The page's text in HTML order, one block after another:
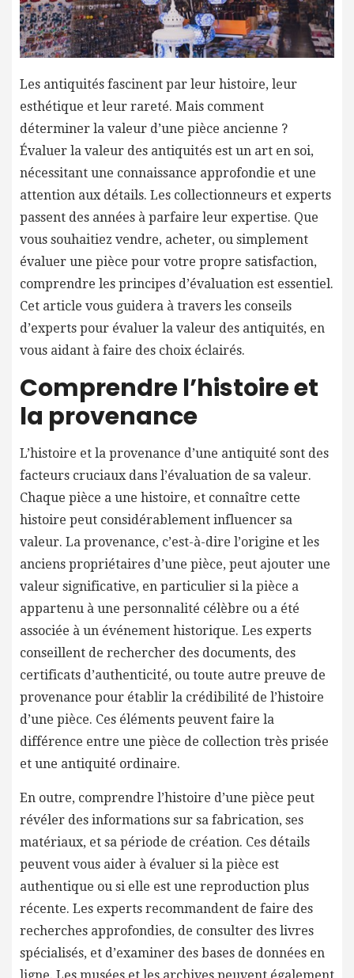
Les antiquités fascinent par leur histoire, leur
esthétique et leur rareté. Mais comment
déterminer la valeur d’une pièce ancienne ?
Évaluer la valeur des antiquités est un art en soi,
nécessitant une connaissance approfondie et une
attention aux détails. Les collectionneurs et experts
passent des années à parfaire leur expertise. Que
vous souhaitiez vendre, acheter, ou simplement
évaluer une pièce pour votre propre satisfaction,
comprendre les principes d’évaluation est essentiel.
Cet article vous guidera à travers les conseils
d’experts pour évaluer la valeur des antiquités, en
vous aidant à faire des choix éclairés.
Comprendre l’histoire et
la provenance
L’histoire et la provenance d’une antiquité sont des
facteurs cruciaux dans l’évaluation de sa valeur.
Chaque pièce a une histoire, et connaître cette
histoire peut considérablement influencer sa
valeur. La provenance, c’est-à-dire l’origine et les
anciens propriétaires d’une pièce, peut ajouter une
valeur significative, en particulier si la pièce a
appartenu à une personnalité célèbre ou a été
associée à un événement historique. Les experts
conseillent de rechercher des documents, des
certificats d’authenticité, ou toute autre preuve de
provenance pour établir la crédibilité de l’histoire
d’une pièce. Ces éléments peuvent faire la
différence entre une pièce de collection très prisée
et une antiquité ordinaire.
En outre, comprendre l’histoire d’une pièce peut
révéler des informations sur sa fabrication, ses
matériaux, et sa période de création. Ces détails
peuvent vous aider à évaluer si la pièce est
authentique ou si elle est une reproduction plus
récente. Les experts recommandent de faire des
recherches approfondies, de consulter des livres
spécialisés, et d’examiner des bases de données en